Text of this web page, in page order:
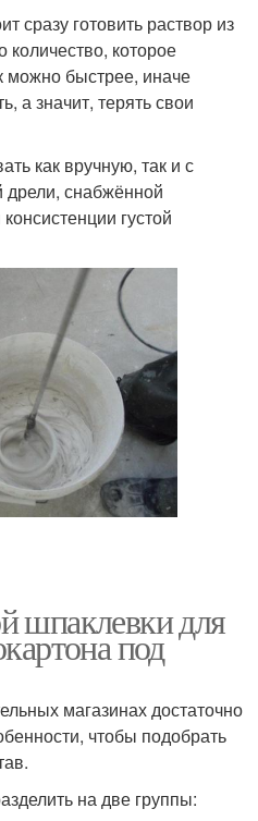
сразу готовить раствор из
количество, которое
можно быстрее, иначе
а значит, терять свои
как вручную, так и с
снабжённой
густой
шпаклевки для
под
магазинах достаточно
чтобы подобрать
на две группы: